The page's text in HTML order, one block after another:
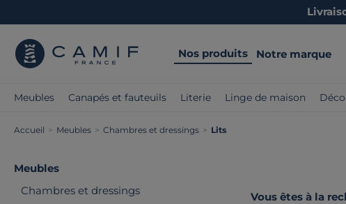
Nos produits Notre marque
Meubles Canapés et fauteuils Literie Linge de maison Déco
Accueil > Meubles > Chambres et dressings > Lits
Meubles
Chambres et dressings
Vous êtes à la